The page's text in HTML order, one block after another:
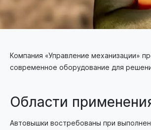
Компания «Управление механизации»
современное оборудование для
Области
Автовышки востребованы при